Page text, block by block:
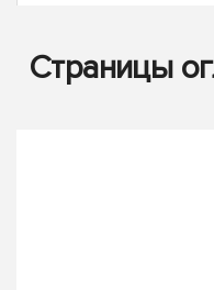
Страницы